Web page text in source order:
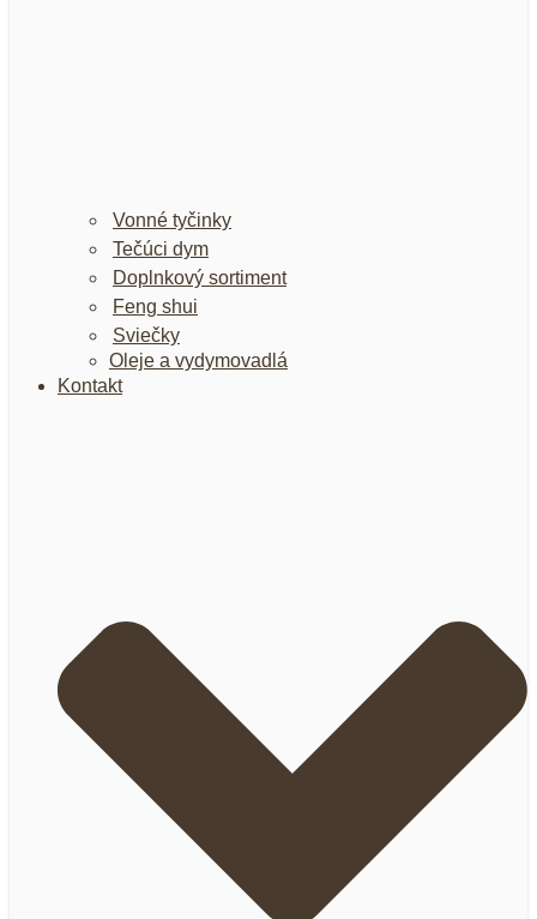
Vonné tyčinky
Tečúci dym
Doplnkový sortiment
Feng shui
Sviečky
Oleje a vydymovadlá
Kontakt